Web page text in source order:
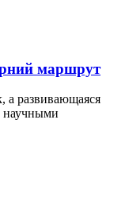
маршрут
развивающаяся
научными